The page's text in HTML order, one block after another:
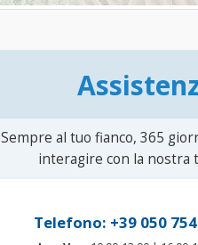
Sempre al tuo fianco, 365
interagire con la nostra
Telefono: +39 050